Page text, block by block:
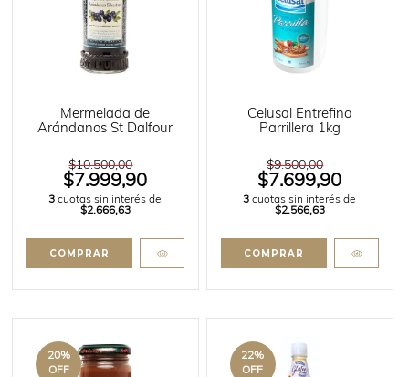
Mermelada de
Arándanos St Dalfour
$10.500,00
$7.999,90
3 cuotas sin interés de
$2.666,63
Celusal Entrefina
Parrillera 1kg
$9.500,00
$7.699,90
3 cuotas sin interés de
$2.566,63
20%
OFF
22%
OFF